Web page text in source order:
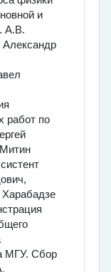
и
А.В.
Александр
работ по
МГУ. Сбор